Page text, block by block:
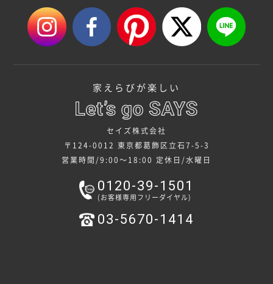
家えらびが楽しい
セイズ株式会社
〒124-0012 東京都葛飾区立石7-5-3
営業時間/9:00～18:00 定休日/水曜日
0120-39-1501
(お客様専用フリーダイヤル)
03-5670-1414